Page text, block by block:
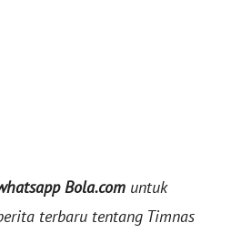
Bola.com untuk
terbaru tentang Timnas